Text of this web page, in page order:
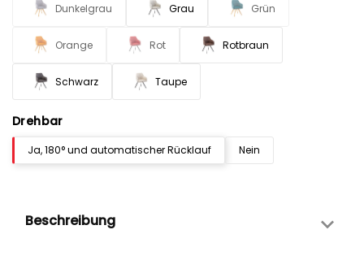
Dunkelgrau Grau Grün
Orange Rot Rotbraun
Schwarz Taupe
Drehbar
Ja, 180° und automatischer Rücklauf Nein
Beschreibung